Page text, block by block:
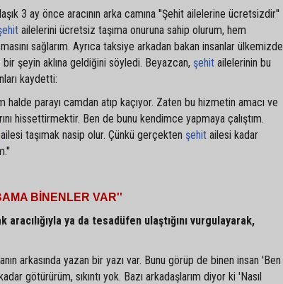
3 ay önce aracının arka camına ''Şehit ailelerine ücretsizdir''
ailelerini ücretsiz taşıma onuruna sahip olurum, hem
sağlarım. Ayrıca taksiye arkadan bakan insanlar ülkemizde
şeyin aklına geldiğini söyledi. Beyazcan, şehit ailelerinin bu
kaydetti:
parayı camdan atıp kaçıyor. Zaten bu hizmetin amacı ve
hissettirmektir. Ben de bunu kendimce yapmaya çalıştım.
ailesi taşımak nasip olur. Çünkü gerçekten şehit ailesi kadar
BİNENLER VAR''
ya da tesadüfen ulaştığını vurgulayarak,
arkasında yazan bir yazı var. Bunu görüp de binen insan 'Ben
götürürüm, sıkıntı yok. Bazı arkadaşlarım diyor ki 'Nasıl